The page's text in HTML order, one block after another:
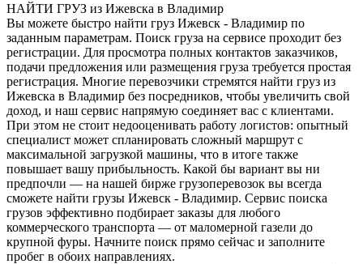
НАЙТИ ГРУЗ из Ижевска в Владимир
Вы можете быстро найти груз Ижевск - Владимир по
заданным параметрам. Поиск груза на сервисе проходит без
регистрации. Для просмотра полных контактов заказчиков,
подачи предложения или размещения груза требуется простая
регистрация. Многие перевозчики стремятся найти груз из
Ижевска в Владимир без посредников, чтобы увеличить свой
доход, и наш сервис напрямую соединяет вас с клиентами.
При этом не стоит недооценивать работу логистов: опытный
специалист может спланировать сложный маршрут с
максимальной загрузкой машины, что в итоге также
повышает вашу прибыльность. Какой бы вариант вы ни
предпочли — на нашей бирже грузоперевозок вы всегда
сможете найти грузы Ижевск - Владимир. Сервис поиска
грузов эффективно подбирает заказы для любого
коммерческого транспорта — от маломерной газели до
крупной фуры. Начните поиск прямо сейчас и заполните
пробег в обоих направлениях.